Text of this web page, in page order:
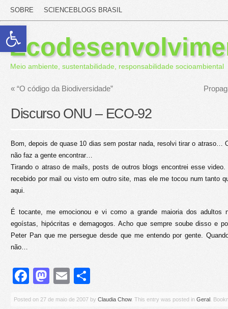
Abrir a barra de ferramentas
SOBRE SCIENCEBLOGS BRASIL
Meio ambiente, sustentabilidade, responsabilidade socioambiental
« “O código da Biodiversidade”
Discurso ONU – ECO-92
Bom, depois de quase 10 dias sem postar nada, resolvi tirar o atraso…
não faz a gente encontrar…
Tirando o atraso de mails, posts de outros blogs encontrei esse
recebido por mail ou visto em outro site, mas ele me tocou num tanto
aqui.
É tocante, me emocionou e vi como a grande maioria dos adultos
egoístas, hipócritas e demagogos. Acho que sempre soube disso e
Peter Pan que me persegue desde que me entendo por gente.
não…
Facebook
Mastodon
Email
Posted on 27 de maio de 2007 by Claudia Chow. This entry was posted in Geral .